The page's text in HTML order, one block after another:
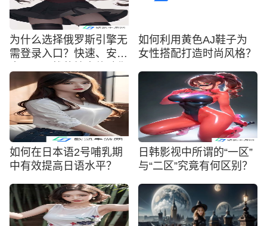
为什么选择俄罗斯引擎无
需登录入口？快速、安
了解了吗？
如何利用黄色AJ鞋子为
女性搭配打造时尚风格？
如何在日本语2号哺乳期
中有效提高日语水平？
日韩影视中所谓的“一区”
与“二区”究竟有何区别？